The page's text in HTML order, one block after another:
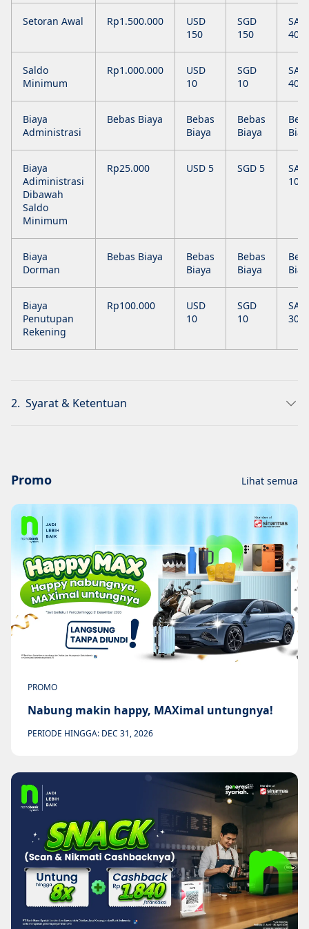
Setoran Awal Rp1.500.000
USD
150
SGD
150
SAR
400
Saldo
Minimum
Rp1.000.000
USD
10
SGD
10
SAR
40
Biaya
Administrasi
Bebas Biaya
Bebas
Biaya
Bebas
Biaya
Biaya
Adiministrasi
Dibawah
Saldo
Minimum
Rp25.000 USD 5 SGD 5
SAR
10
Biaya
Dorman
Bebas Biaya
Bebas
Biaya
Bebas
Biaya
Biaya
Penutupan
Rekening
Rp100.000
USD
10
SGD
10
SAR
30
2. Syarat & Ketentuan
Promo Lihat semua
PROMO
Nabung makin happy, MAXimal untungnya!
PERIODE HINGGA: DEC 31, 2026